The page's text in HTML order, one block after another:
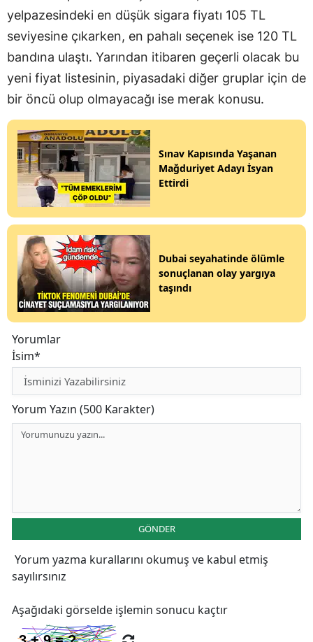
yelpazesindeki en düşük sigara fiyatı 105 TL
seviyesine çıkarken, en pahalı seçenek ise 120 TL
bandına ulaştı. Yarından itibaren geçerli olacak bu
yeni fiyat listesinin, piyasadaki diğer gruplar için de
bir öncü olup olmayacağı ise merak konusu.
Sınav Kapısında Yaşanan
Mağduriyet Adayı İsyan
Ettirdi
Dubai seyahatinde ölümle
sonuçlanan olay yargıya
taşındı
Yorumlar
İsim*
Yorum Yazın (500 Karakter)
GÖNDER
Yorum yazma kurallarını okumuş ve kabul etmiş
sayılırsınız
Aşağıdaki görselde işlemin sonucu kaçtır